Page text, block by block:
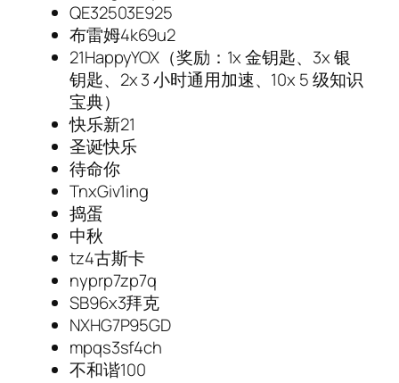
QE32503E925
布雷姆4k69u2
21HappyYOX（奖励：1x 金钥匙、3x 银
钥匙、2x 3 小时通用加速、10x 5 级知识
宝典）
快乐新21
圣诞快乐
待命你
TnxGiv1ing
捣蛋
中秋
tz4古斯卡
nyprp7zp7q
SB96x3拜克
NXHG7P95GD
mpqs3sf4ch
不和谐100